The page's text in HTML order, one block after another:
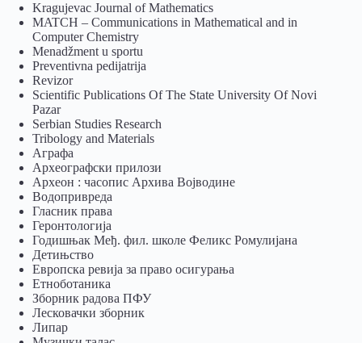
Kragujevac Journal of Mathematics
MATCH – Communications in Mathematical and in
Computer Chemistry
Menadžment u sportu
Preventivna pedijatrija
Revizor
Scientific Publications Of The State University Of Novi
Pazar
Serbian Studies Research
Tribology and Materials
Аграфа
Археографски прилози
Археон : часопис Архива Војводине
Водопривреда
Гласник права
Геронтологија
Годишњак Међ. фил. школе Феликс Ромулијана
Детињство
Европска ревија за право осигурања
Eтноботаника
Зборник радова ПФУ
Лесковачки зборник
Липар